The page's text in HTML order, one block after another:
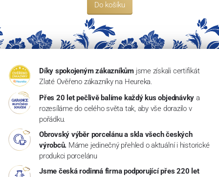
Do košíku
Díky spokojeným zákazníkům jsme získali certifikát
Zlaté Ověřeno zákazníky na Heureka.
Přes 20 let pečlivě balíme každý kus objednávky a
rozesíláme do celého světa tak, aby vše dorazilo v
pořádku.
Obrovský výběr porcelánu a skla všech českých
výrobců. Máme jedinečný přehled o aktuální i historické
produkci porcelánu
Jsme česká rodinná firma podporující přes 220 let